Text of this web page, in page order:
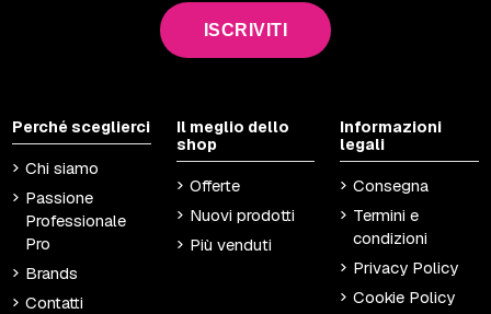
ISCRIVITI
Perché sceglierci
Chi siamo
Passione
Professionale
Pro
Brands
Contatti
Il meglio dello
shop
Offerte
Nuovi prodotti
Più venduti
Informazioni
legali
Consegna
Termini e
condizioni
Privacy Policy
Cookie Policy